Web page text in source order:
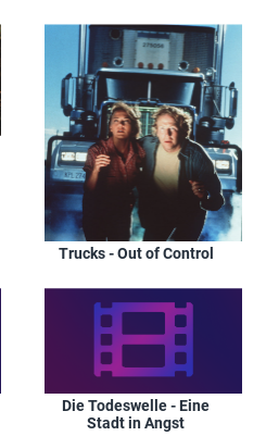
Trucks - Out of Control
Die Todeswelle - Eine
Stadt in Angst